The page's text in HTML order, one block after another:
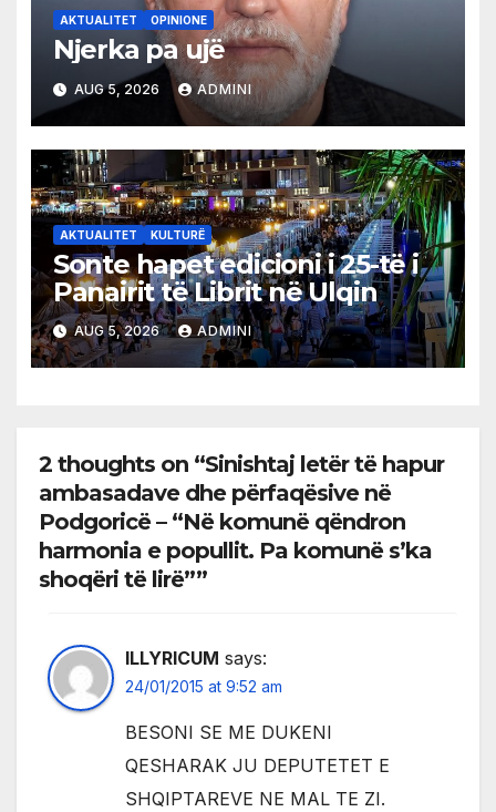
AKTUALITET OPINIONE
Njerka pa ujë
AUG 5, 2026 ADMINI
AKTUALITET KULTURË
Sonte hapet edicioni i 25-të i
Panairit të Librit në Ulqin
AUG 5, 2026 ADMINI
2 thoughts on “Sinishtaj letër të hapur
ambasadave dhe përfaqësive në
Podgoricë – “Në komunë qëndron
harmonia e popullit. Pa komunë s’ka
shoqëri të lirë””
ILLYRICUM says:
24/01/2015 at 9:52 am
BESONI SE ME DUKENI
QESHARAK JU DEPUTETET E
SHQIPTAREVE NE MAL TE ZI.